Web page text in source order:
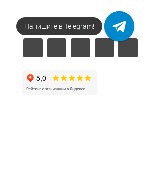
Напишите в Telegram!